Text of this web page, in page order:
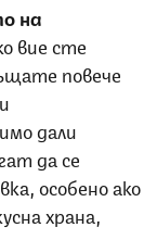
на
вие сте
повече
дали
да се
особено ако
храна,